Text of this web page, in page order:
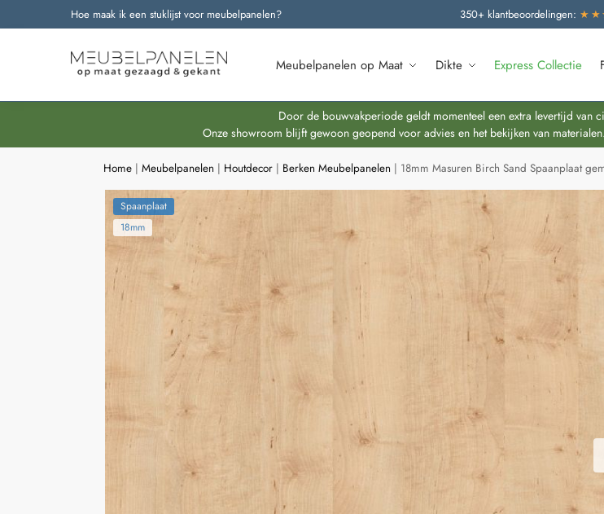
Hoe maak ik een stuklijst voor meubelpanelen? 350+ klantbeoordelingen:
Meubelpanelen op Maat Dikte Express Collectie
Onze nieuwste producten
Door de bouwvakperiode geldt momenteel een extra levertijd van
Onze showroom blijft gewoon geopend voor advies en het bekijken van
Home |Meubelpanelen | Houtdecor | Berken Meubelpanelen | 18mm Masuren Birch Sand Spaanplaat
Spaanplaat
18mm